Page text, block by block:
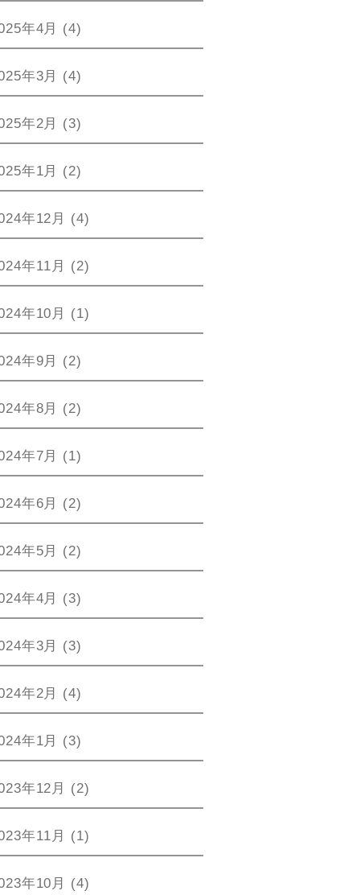
年4月 (4)
年3月 (4)
年2月 (3)
年1月 (2)
年12月 (4)
年11月 (2)
年10月 (1)
年9月 (2)
年8月 (2)
年7月 (1)
年6月 (2)
年5月 (2)
年4月 (3)
年3月 (3)
年2月 (4)
年1月 (3)
年12月 (2)
年11月 (1)
年10月 (4)